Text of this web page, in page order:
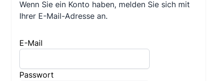
Wenn Sie ein Konto haben, melden Sie sich mit
Ihrer E-Mail-Adresse an.
E-Mail
Passwort